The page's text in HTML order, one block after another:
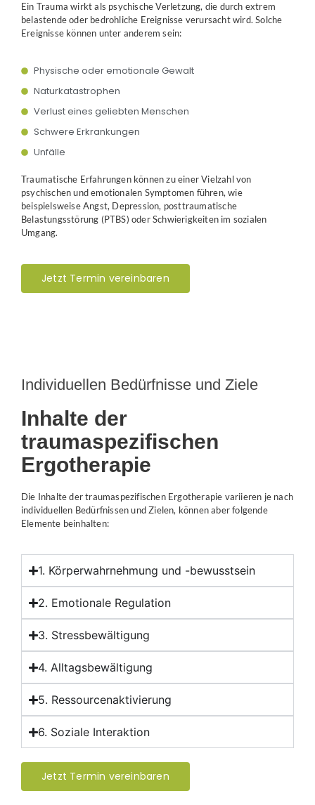
Ein Trauma wirkt als psychische Verletzung, die durch extrem
belastende oder bedrohliche Ereignisse verursacht wird. Solche
Ereignisse können unter anderem sein:
Physische oder emotionale Gewalt
Naturkatastrophen
Verlust eines geliebten Menschen
Schwere Erkrankungen
Unfälle
Traumatische Erfahrungen können zu einer Vielzahl von
psychischen und emotionalen Symptomen führen, wie
beispielsweise Angst, Depression, posttraumatische
Belastungsstörung (PTBS) oder Schwierigkeiten im sozialen
Umgang.
Jetzt Termin vereinbaren
Individuellen Bedürfnisse und Ziele
Inhalte der
traumaspezifischen
Ergotherapie
Die Inhalte dertraumaspezifischenErgotherapie variieren je nach
individuellen Bedürfnissen und Zielen, können aber folgende
Elemente beinhalten:
1. Körperwahrnehmung und -bewusstsein
2. Emotionale Regulation
3. Stressbewältigung
4. Alltagsbewältigung
5. Ressourcenaktivierung
6. Soziale Interaktion
Jetzt Termin vereinbaren